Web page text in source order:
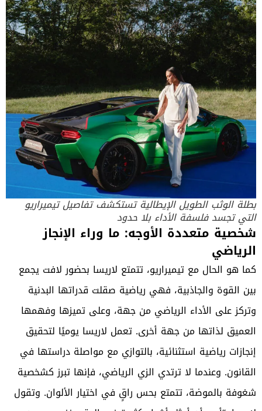
بطلة الوثب الطويل الإيطالية تستكشف تفاصيل تيميراريو
التي تجسد فلسفة الأداء بلا حدود
شخصية متعددة الأوجه: ما وراء الإنجاز
الرياضي
كما هو الحال مع تيميراريو، تتمتع لاريسا بحضور لافت يجمع
بين القوة والجاذبية، فهي رياضية صقلت قدراتها البدنية
وتركز على الأداء الرياضي من جهة، وعلى تميزها وفهمها
العميق لذاتها من جهة أخرى. تعمل لاريسا يوميًا لتحقيق
إنجازات رياضية استثنائية، بالتوازي مع مواصلة دراستها في
القانون. وعندما لا ترتدي الزي الرياضي، فإنها تبرز كشخصية
شغوفة بالموضة، تتمتع بحس راقٍ في اختيار الألوان. وتقول